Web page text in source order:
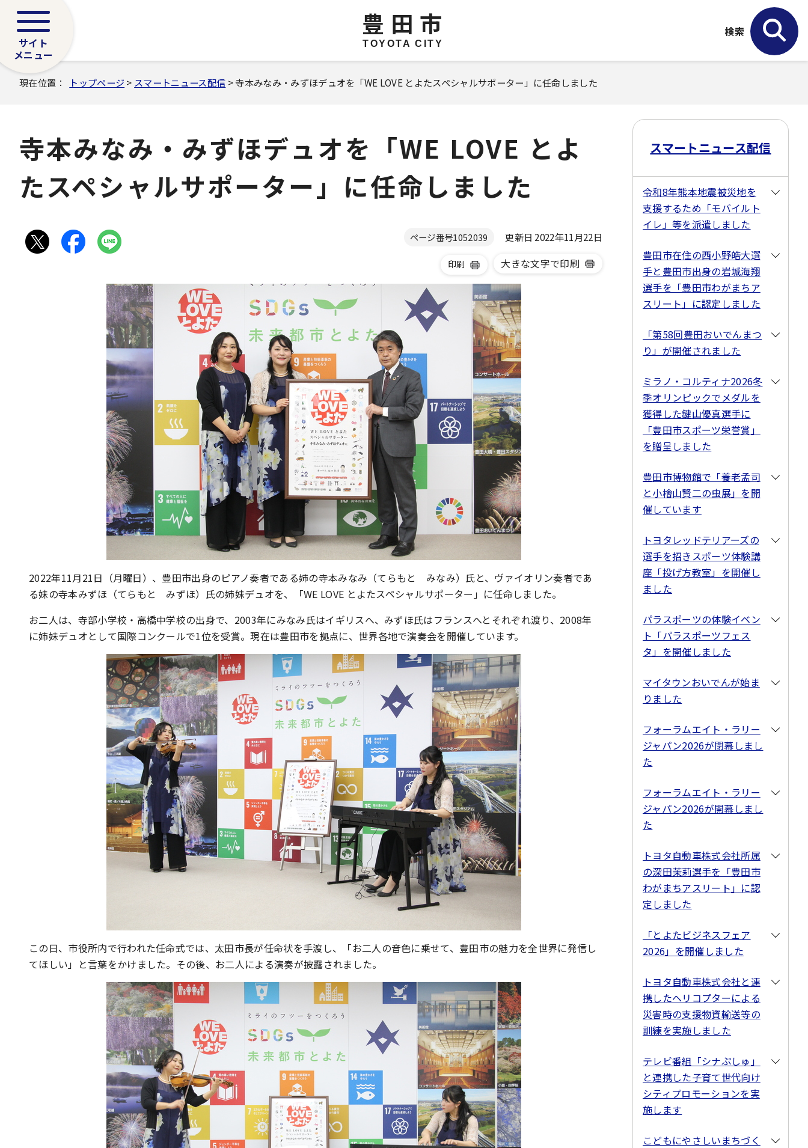
豊田市
TOYOTA CITY
サイト
メニュー
検索
現在位置： トップページ > スマートニュース配信 > 寺本みなみ・みずほデュオを「WE LOVE とよたスペシャルサポーター」に任命しました
寺本みなみ・みずほデュオを「WE LOVE とよ
たスペシャルサポーター」に任命しました
ページ番号1052039 更新日 2022年11月22日
印刷 大きな文字で印刷
2022年11月21日（月曜日）、豊田市出身のピアノ奏者である姉の寺本みなみ（てらもと みなみ）氏と、ヴァイオリン奏者であ
る妹の寺本みずほ（てらもと みずほ）氏の姉妹デュオを、「WE LOVE とよたスペシャルサポーター」に任命しました。
お二人は、寺部小学校・高橋中学校の出身で、2003年にみなみ氏はイギリスへ、みずほ氏はフランスへとそれぞれ渡り、2008年
に姉妹デュオとして国際コンクールで1位を受賞。現在は豊田市を拠点に、世界各地で演奏会を開催しています。
この日、市役所内で行われた任命式では、太田市長が任命状を手渡し、「お二人の音色に乗せて、豊田市の魅力を全世界に発信し
てほしい」と言葉をかけました。その後、お二人による演奏が披露されました。
スマートニュース配信
令和8年熊本地震被災地を
支援するため「モバイルト
イレ」等を派遣しました
豊田市在住の西小野皓大選
手と豊田市出身の岩城海翔
選手を「豊田市わがまちア
スリート」に認定しました
「第58回豊田おいでんまつ
り」が開催されました
ミラノ・コルティナ2026冬
季オリンピックでメダルを
獲得した鍵山優真選手に
「豊田市スポーツ栄誉賞」
を贈呈しました
豊田市博物館で「養老孟司
と小檜山賢二の虫展」を開
催しています
トヨタレッドテリアーズの
選手を招きスポーツ体験講
座「投げ方教室」を開催し
ました
パラスポーツの体験イベン
ト「パラスポーツフェス
タ」を開催しました
マイタウンおいでんが始ま
りました
フォーラムエイト・ラリー
ジャパン2026が閉幕しまし
た
フォーラムエイト・ラリー
ジャパン2026が開幕しまし
た
トヨタ自動車株式会社所属
の深田茉莉選手を「豊田市
わがまちアスリート」に認
定しました
「とよたビジネスフェア
2026」を開催しました
トヨタ自動車株式会社と連
携したヘリコプターによる
災害時の支援物資輸送等の
訓練を実施しました
テレビ番組「シナぷしゅ」
と連携した子育て世代向け
シティプロモーションを実
施します
こどもにやさしいまちづく